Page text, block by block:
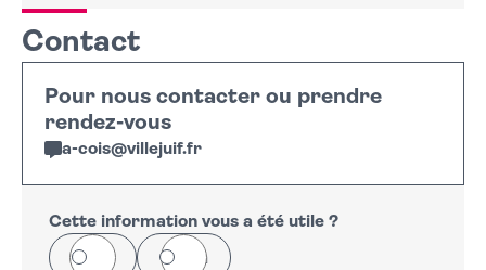
Contact
Pour nous contacter ou prendre
rendez-vous
a-cois@villejuif.fr
Cette information vous a été utile ?
Oui Non